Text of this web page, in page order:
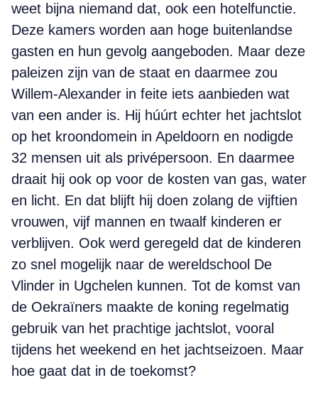
weet bijna niemand dat, ook een hotelfunctie.
Deze kamers worden aan hoge buitenlandse
gasten en hun gevolg aangeboden. Maar deze
paleizen zijn van de staat en daarmee zou
Willem-Alexander in feite iets aanbieden wat
van een ander is. Hij húúrt echter het jachtslot
op het kroondomein in Apeldoorn en nodigde
32 mensen uit als privépersoon. En daarmee
draait hij ook op voor de kosten van gas, water
en licht. En dat blijft hij doen zolang de vijftien
vrouwen, vijf mannen en twaalf kinderen er
verblijven. Ook werd geregeld dat de kinderen
zo snel mogelijk naar de wereldschool De
Vlinder in Ugchelen kunnen. Tot de komst van
de Oekraïners maakte de koning regelmatig
gebruik van het prachtige jachtslot, vooral
tijdens het weekend en het jachtseizoen. Maar
hoe gaat dat in de toekomst?